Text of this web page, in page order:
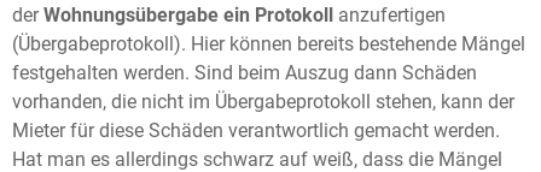
derWohnungsübergabe ein Protokoll anzufertigen
(Übergabeprotokoll). Hier können bereits bestehende Mängel
festgehalten werden. Sind beim Auszug dann Schäden
vorhanden, die nicht im Übergabeprotokoll stehen, kann der
Mieter für diese Schäden verantwortlich gemacht werden.
Hat man es allerdings schwarz auf weiß, dass die Mängel